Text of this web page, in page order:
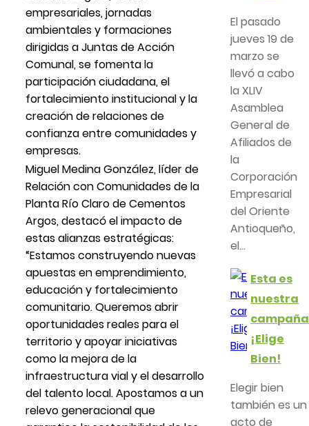
empresariales, jornadas
ambientales y formaciones
dirigidas a Juntas de Acción
Comunal, se fomenta la
participación ciudadana, el
fortalecimiento institucional y la
creación de relaciones de
confianza entre comunidades y
empresas.
Miguel Medina González, líder de
Relación con Comunidades de la
Planta Río Claro de Cementos
Argos, destacó el impacto de
estas alianzas estratégicas:
“Estamos construyendo nuevas
apuestas en emprendimiento,
educación y fortalecimiento
comunitario. Queremos abrir
oportunidades reales para el
territorio y apoyar iniciativas
como la mejora de la
infraestructura vial y el desarrollo
del talento local. Apostamos a un
relevo generacional que
El pasado
jueves 19 de
marzo se
llevó a cabo
la XLIV
Asamblea
General de
Afiliados de
la
Corporación
Empresarial
del Oriente
Antioqueño,
el...
Esta es
nuestra
campaña
¡Elige
Bien!
Elegir bien
también es un
acto de